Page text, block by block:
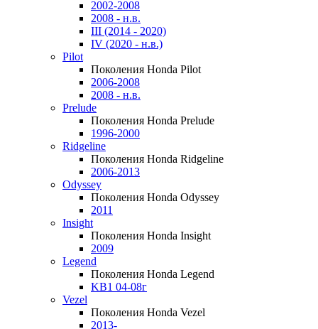
2002-2008
2008 - н.в.
III (2014 - 2020)
IV (2020 - н.в.)
Pilot
Поколения Honda Pilot
2006-2008
2008 - н.в.
Prelude
Поколения Honda Prelude
1996-2000
Ridgeline
Поколения Honda Ridgeline
2006-2013
Odyssey
Поколения Honda Odyssey
2011
Insight
Поколения Honda Insight
2009
Legend
Поколения Honda Legend
KB1 04-08г
Vezel
Поколения Honda Vezel
2013-